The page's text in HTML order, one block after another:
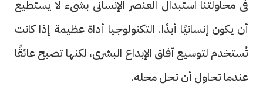
فى محاولتنا استبدال العنصر الإنسانى بشىء لا يستطيع
أن يكون إنسانيًا أبدًا. التكنولوجيا أداة عظيمة إذا كانت
تُستخدم لتوسيع آفاق الإبداع البشرى، لكنها تصبح عائقًا
عندما تحاول أن تحل محله.